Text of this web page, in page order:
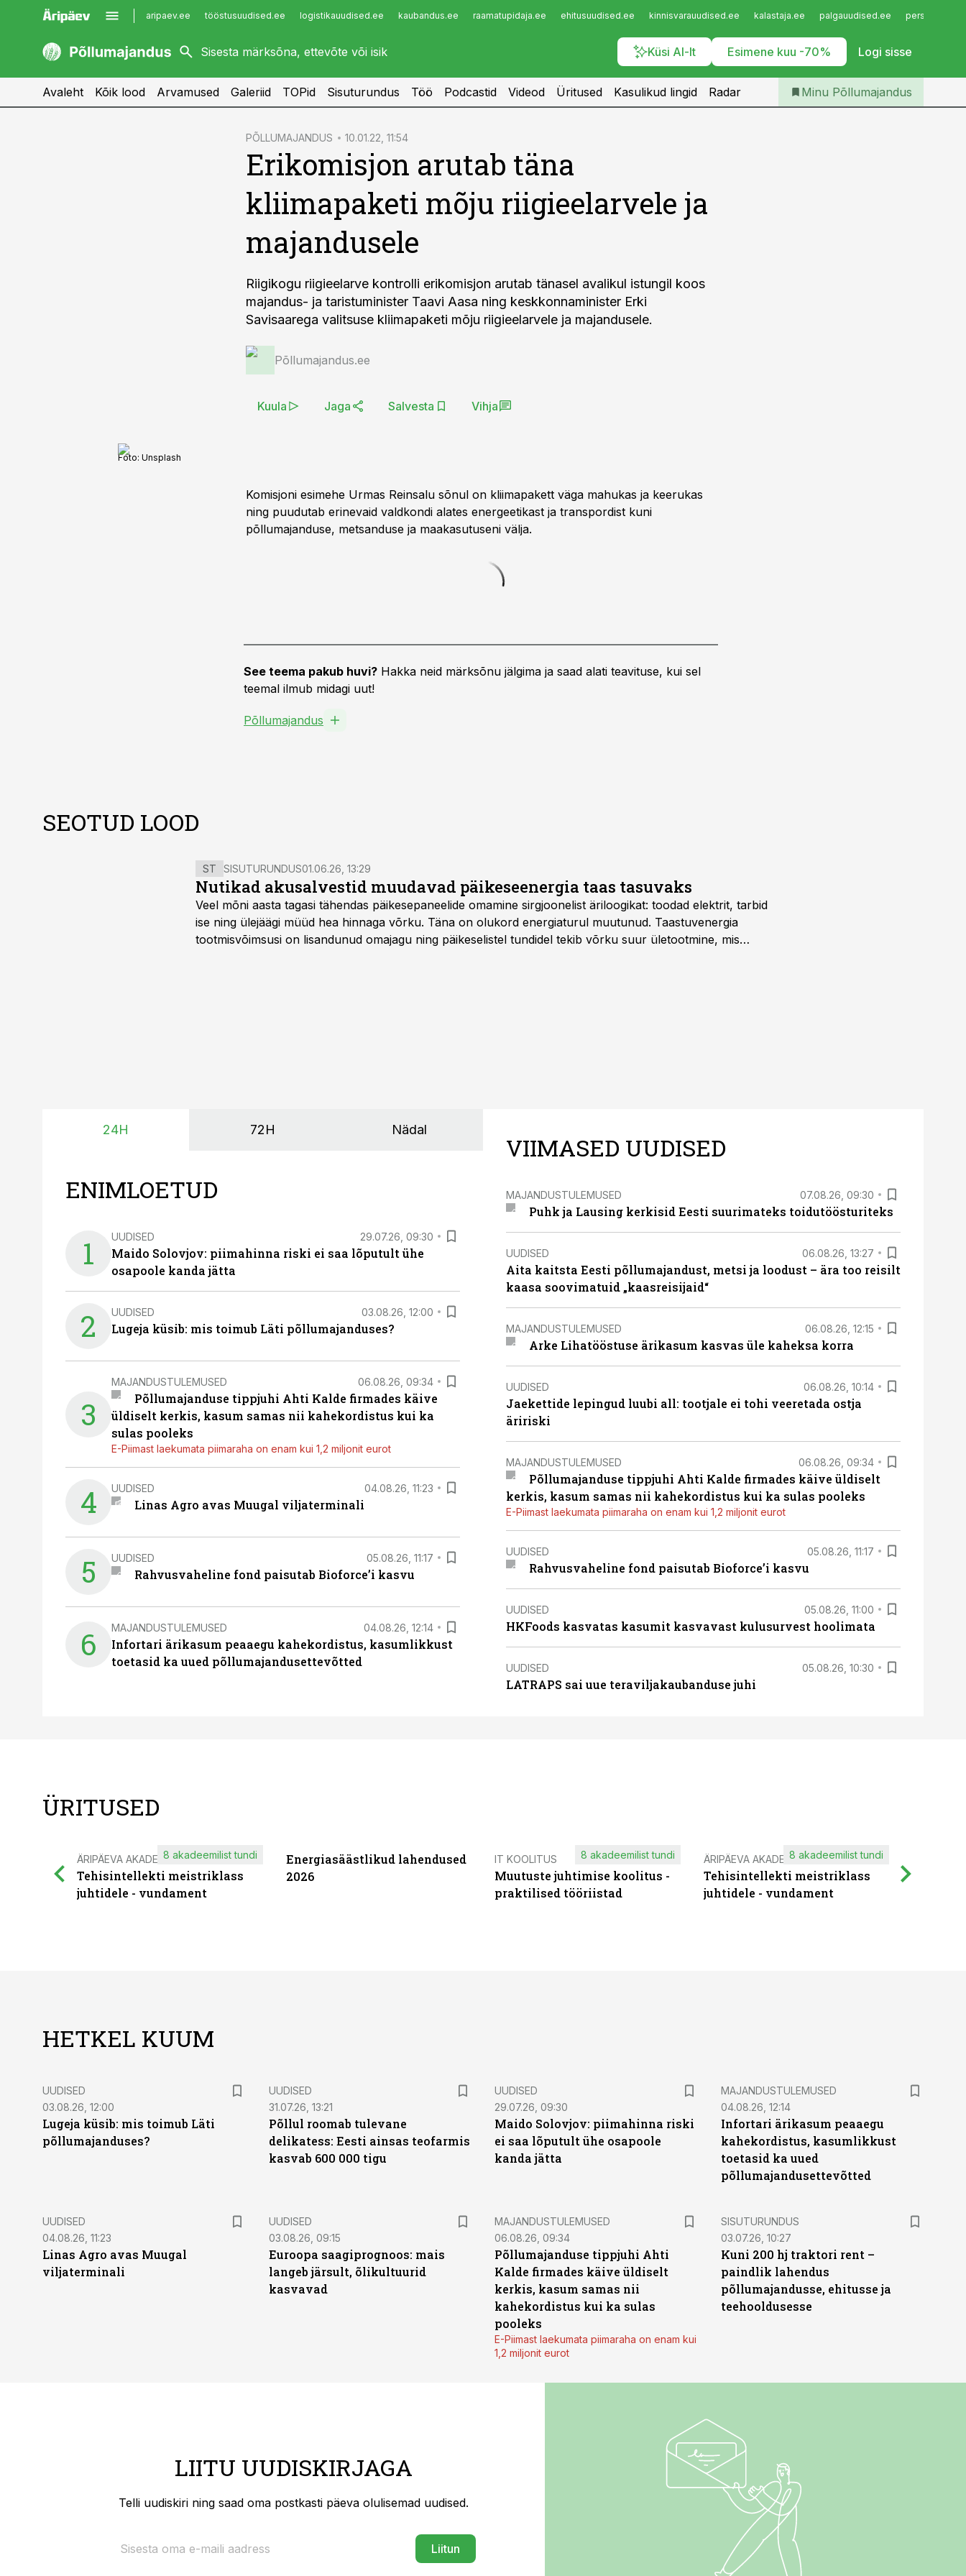
aripaev.ee tööstusuudised.ee logistikauudised.ee kaubandus.ee raamatupidaja.ee ehitusuudised.ee kinnisvarauudised.ee kalastaja.ee palgauudised.ee
Küsi AI-lt Esimene kuu -70% Logi sisse
kaubandus.ee
kinnisvarauudised.ee
imelineajalugu.ee
Infopank
Iseteenindus
Telli Põllumajandus
Avaleht Kõik lood Arvamused Galeriid TOPid Sisuturundus Töö Podcastid Videod Üritused Kasulikud lingid Radar Minu Põllumajandus
PÕLLUMAJANDUS 10.01.22, 11:54
Erikomisjon arutab täna
kliimapaketi mõju riigieelarvele ja
majandusele
Riigikogu riigieelarve kontrolli erikomisjon arutab tänasel avalikul istungil koos
majandus- ja taristuminister Taavi Aasa ning keskkonnaminister Erki
Savisaarega valitsuse kliimapaketi mõju riigieelarvele ja majandusele.
Põllumajandus.ee
Kuula Jaga Salvesta Vihja
Foto: Unsplash
Komisjoni esimehe Urmas Reinsalu sõnul on kliimapakett väga mahukas ja keerukas
ning puudutab erinevaid valdkondi alates energeetikast ja transpordist kuni
põllumajanduse, metsanduse ja maakasutuseni välja.
See teema pakub huvi? Hakka neid märksõnu jälgima ja saad alati teavituse, kui sel
teemal ilmub midagi uut!
Põllumajandus
SEOTUD LOOD
ST SISUTURUNDUS01.06.26, 13:29
Nutikad akusalvestid muudavad päikeseenergia taas tasuvaks
Veel mõni aasta tagasi tähendas päikesepaneelide omamine sirgjoonelist äriloogikat: toodad elektrit, tarbid
ise ning ülejäägi müüd hea hinnaga võrku. Täna on olukord energiaturul muutunud. Taastuvenergia
tootmisvõimsusi on lisandunud omajagu ning päikeselistel tundidel tekib võrku suur ületootmine, mis
24H 72H Nädal
ENIMLOETUD
1 UUDISED 29.07.26, 09:30
Maido Solovjov: piimahinna riski ei saa lõputult ühe
osapoole kanda jätta
2 UUDISED 03.08.26, 12:00
Lugeja küsib: mis toimub Läti põllumajanduses?
3
MAJANDUSTULEMUSED 06.08.26, 09:34
Põllumajanduse tippjuhi Ahti Kalde firmades käive
üldiselt kerkis, kasum samas nii kahekordistus kui ka
sulas pooleks
E-Piimast laekumata piimaraha on enam kui 1,2 miljonit eurot
4 UUDISED 04.08.26, 11:23
Linas Agro avas Muugal viljaterminali
5 UUDISED 05.08.26, 11:17
Rahvusvaheline fond paisutab Bioforce’i kasvu
6 MAJANDUSTULEMUSED 04.08.26, 12:14
Infortari ärikasum peaaegu kahekordistus, kasumlikkust
toetasid ka uued põllumajandusettevõtted
VIIMASED UUDISED
MAJANDUSTULEMUSED 07.08.26, 09:30
Puhk ja Lausing kerkisid Eesti suurimateks toidutöösturiteks
UUDISED 06.08.26, 13:27
Aita kaitsta Eesti põllumajandust, metsi ja loodust – ära too reisilt
kaasa soovimatuid „kaasreisijaid“
MAJANDUSTULEMUSED 06.08.26, 12:15
Arke Lihatööstuse ärikasum kasvas üle kaheksa korra
UUDISED 06.08.26, 10:14
Jaekettide lepingud luubi all: tootjale ei tohi veeretada ostja
äririski
MAJANDUSTULEMUSED 06.08.26, 09:34
Põllumajanduse tippjuhi Ahti Kalde firmades käive üldiselt
kerkis, kasum samas nii kahekordistus kui ka sulas pooleks
E-Piimast laekumata piimaraha on enam kui 1,2 miljonit eurot
UUDISED 05.08.26, 11:17
Rahvusvaheline fond paisutab Bioforce’i kasvu
UUDISED 05.08.26, 11:00
HKFoods kasvatas kasumit kasvavast kulusurvest hoolimata
UUDISED 05.08.26, 10:30
LATRAPS sai uue teraviljakaubanduse juhi
ÜRITUSED
ÄRIPÄEVA AKADEEMIA
Tehisintellekti meistriklass
juhtidele - vundament
8 akadeemilist tundi
Energiasäästlikud lahendused
2026
IT KOOLITUS
Muutuste juhtimise koolitus -
praktilised tööriistad
8 akadeemilist tundi ÄRIPÄEVA AKADEEMIA
Tehisintellekti meistriklass
juhtidele - vundament
8 akadeemilist tundi
HETKEL KUUM
UUDISED
03.08.26, 12:00
Lugeja küsib: mis toimub Läti
põllumajanduses?
UUDISED
31.07.26, 13:21
Põllul roomab tulevane
delikatess: Eesti ainsas teofarmis
kasvab 600 000 tigu
UUDISED
29.07.26, 09:30
Maido Solovjov: piimahinna riski
ei saa lõputult ühe osapoole
kanda jätta
MAJANDUSTULEMUSED
04.08.26, 12:14
Infortari ärikasum peaaegu
kahekordistus, kasumlikkust
toetasid ka uued
põllumajandusettevõtted
UUDISED
04.08.26, 11:23
Linas Agro avas Muugal
viljaterminali
UUDISED
03.08.26, 09:15
Euroopa saagiprognoos: mais
langeb järsult, õlikultuurid
kasvavad
MAJANDUSTULEMUSED
06.08.26, 09:34
Põllumajanduse tippjuhi Ahti
Kalde firmades käive üldiselt
kerkis, kasum samas nii
kahekordistus kui ka sulas
pooleks
E-Piimast laekumata piimaraha on enam kui
1,2 miljonit eurot
ST
SISUTURUNDUS
03.07.26, 10:27
Kuni 200 hj traktori rent –
paindlik lahendus
põllumajandusse, ehitusse ja
teehooldusesse
LIITU UUDISKIRJAGA
Telli uudiskiri ning saad oma postkasti päeva olulisemad uudised.
Liitun